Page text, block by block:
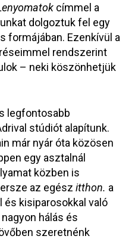
címmel a
dolgoztuk fel egy
formájában. Ezenkívül a
rendszerint
– neki köszönhetjük
legfontosabb
stúdiót alapítunk.
már nyár óta közösen
egy asztalnál
közben is
az egész itthon. a
kisiparosokkal való
hálás és
szeretnénk